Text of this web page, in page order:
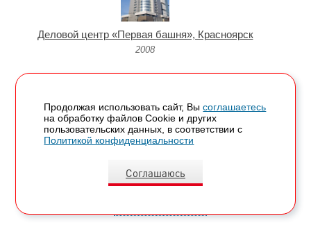
Деловой центр «Первая башня», Красноярск
2008
2007
Продолжая использовать сайт, Высоглашаетесь
на обработку файлов Сookie и других
пользовательских данных, в соответствии с
Политикой конфиденциальности
Соглашаюсь